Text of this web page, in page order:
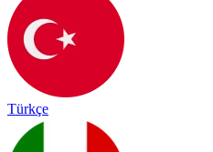
Türkçe